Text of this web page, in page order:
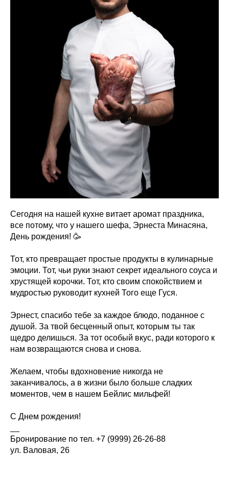
Сегодня на нашей кухне витает аромат праздника,
все потому, что у нашего шефа, Эрнеста Минасяна,
День рождения! 🥳
Тот, кто превращает простые продукты в кулинарные
эмоции. Тот, чьи руки знают секрет идеального соуса и
хрустящей корочки. Тот, кто своим спокойствием и
мудростью руководит кухней Того еще Гуся.
Эрнест, спасибо тебе за каждое блюдо, поданное с
душой. За твой бесценный опыт, которым ты так
щедро делишься. За тот особый вкус, ради которого к
нам возвращаются снова и снова.
Желаем, чтобы вдохновение никогда не
заканчивалось, а в жизни было больше сладких
моментов, чем в нашем Бейлис мильфей!
С Днем рождения!
Бронирование по тел. +7 (9999) 26-26-88
ул. Валовая, 26